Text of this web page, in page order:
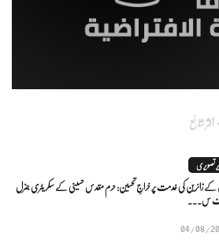
اکثر شائع
تصویری
کے زائرین کی خدمت پر خراجِ تحسین: حرم مقدس حسینی کے سکریٹری جنرل
س...
04/08/